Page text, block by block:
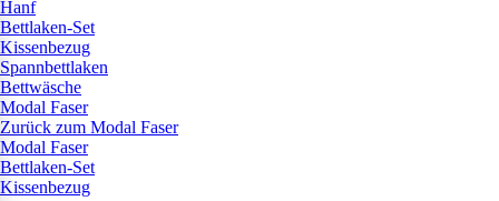
Hanf
Bettlaken-Set
Kissenbezug
Spannbettlaken
Bettwäsche
Modal Faser
Zurück zum Modal Faser
Modal Faser
Bettlaken-Set
Kissenbezug